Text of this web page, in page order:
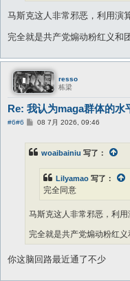
马斯克这人非常邪恶，利用演
完全就是共产党煽动粉红义和
resso
栋梁
Re: 我认为maga群体的水
#6#6
帖
08 7月 2026, 09:46
woaibainiu 写了：
Lilyamao 写了：
完全同意
马斯克这人非常邪恶，利
完全就是共产党煽动粉红义
你这脑回路最近通了不少